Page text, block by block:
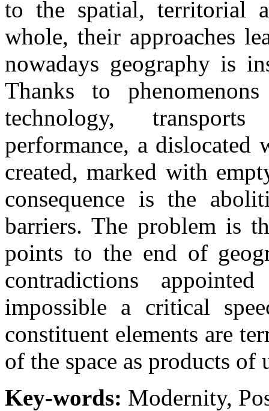
to the spatial, territorial
whole, their approaches
nowadays geography is
Thanks to
technology,
performance, a dislocated
created, marked with
consequence is the
barriers. The problem is
points to the end of
contradictions
impossible a critical
constituent elements are
of the space as products of
Key-words: Modernity,